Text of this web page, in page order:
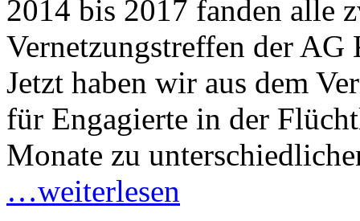
2014 bis 2017 fanden alle
Vernetzungstreffen der
Jetzt haben wir aus dem
für Engagierte in der
Monate zu
…weiterlesen